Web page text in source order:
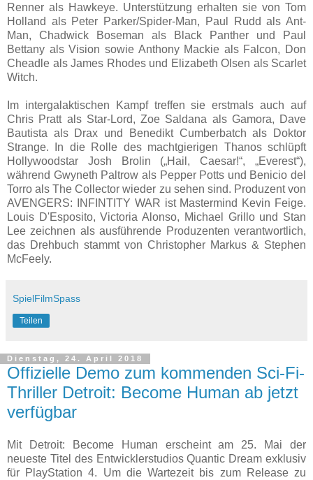
Renner als Hawkeye. Unterstützung erhalten sie von Tom
Holland als Peter Parker/Spider-Man, Paul Rudd als Ant-
Man, Chadwick Boseman als Black Panther und Paul
Bettany als Vision sowie Anthony Mackie als Falcon, Don
Cheadle als James Rhodes und Elizabeth Olsen als Scarlet
Witch.
Im intergalaktischen Kampf treffen sie erstmals auch auf
Chris Pratt als Star-Lord, Zoe Saldana als Gamora, Dave
Bautista als Drax und Benedikt Cumberbatch als Doktor
Strange. In die Rolle des machtgierigen Thanos schlüpft
Hollywoodstar Josh Brolin („Hail, Caesar!“, „Everest“),
während Gwyneth Paltrow als Pepper Potts und Benicio del
Torro als The Collector wieder zu sehen sind. Produzent von
AVENGERS: INFINTITY WAR ist Mastermind Kevin Feige.
Louis D'Esposito, Victoria Alonso, Michael Grillo und Stan
Lee zeichnen als ausführende Produzenten verantwortlich,
das Drehbuch stammt von Christopher Markus & Stephen
McFeely.
SpielFilmSpass
Teilen
Dienstag, 24. April 2018
Offizielle Demo zum kommenden Sci-Fi-
Thriller Detroit: Become Human ab jetzt
verfügbar
Mit Detroit: Become Human erscheint am 25. Mai der
neueste Titel des Entwicklerstudios Quantic Dream exklusiv
für PlayStation 4. Um die Wartezeit bis zum Release zu